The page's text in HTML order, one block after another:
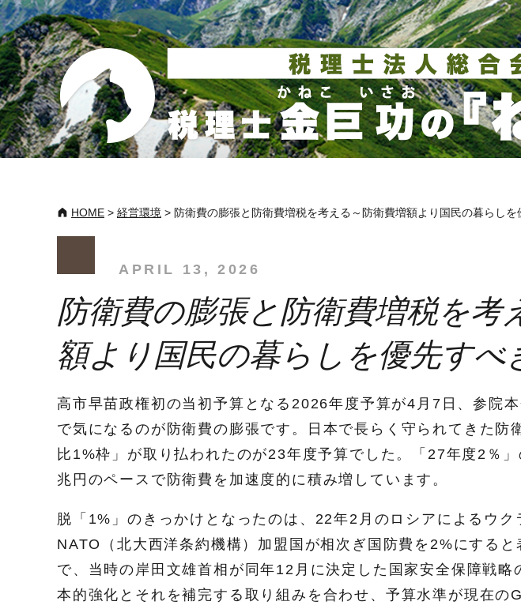
HOME > 経営環境 > 防衛費の膨張と防衛費増税を考える～防衛費増額より国民の暮らしを
APRIL 13, 2026
防衛費の膨張と防衛費増税を考
額より国民の暮らしを優先すべ
高市早苗政権初の当初予算となる2026年度予算が4月7日、参院
で気になるのが防衛費の膨張です。日本で長らく守られてきた防
比1%枠」が取り払われたのが23年度予算でした。「27年度2％
兆円のペースで防衛費を加速度的に積み増しています。
脱「1%」のきっかけとなったのは、22年2月のロシアによるウク
NATO（北大西洋条約機構）加盟国が相次ぎ国防費を2%にする
で、当時の岸田文雄首相が同年12月に決定した国家安全保障戦略
本的強化とそれを補完する取り組みを合わせ、予算水準が現在の